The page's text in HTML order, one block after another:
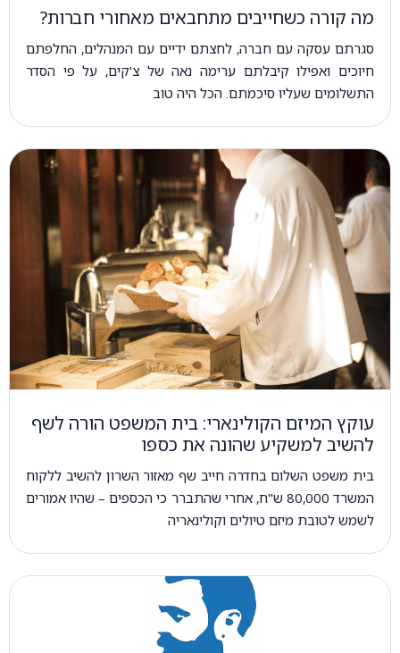
מה קורה כשחייבים מתחבאים מאחורי חברות?
סגרתם עסקה עם חברה, לחצתם ידיים עם המנהלים, החלפתם
חיוכים ואפילו קיבלתם ערימה נאה של צ'קים, על פי הסדר
התשלומים שעליו סיכמתם. הכל היה טוב
עוקץ המיזם הקולינארי: בית המשפט הורה לשף
להשיב למשקיע שהונה את כספו
בית משפט השלום בחדרה חייב שף מאזור השרון להשיב ללקוח
המשרד 80,000 ש"ח, אחרי שהתברר כי הכספים – שהיו אמורים
לשמש לטובת מיזם טיולים וקולינאריה